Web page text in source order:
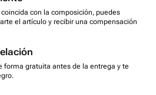
con la composición, puedes
el artículo y recibir una compensación
forma gratuita antes de la entrega y te